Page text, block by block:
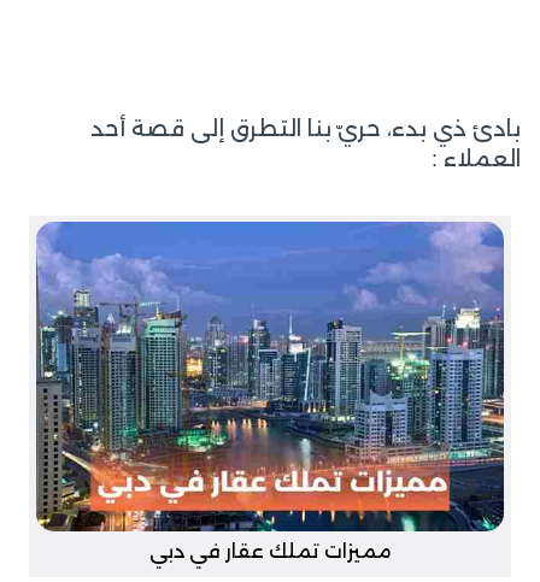
بادئ ذي بدء، حريّ بنا التطرق إلى قصة أحد
العملاء :
مميزات تملك عقار في دبي